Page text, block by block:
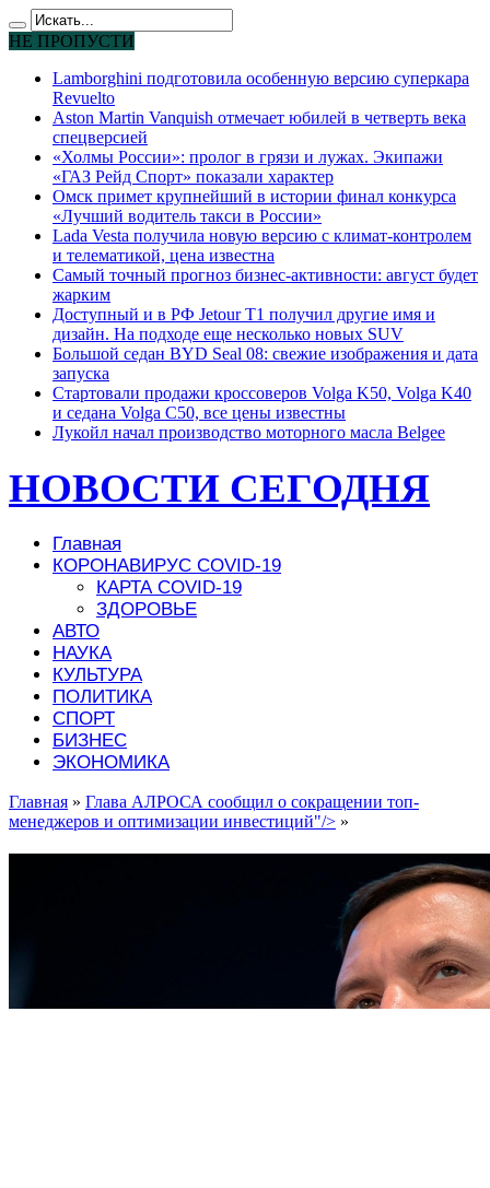
НЕ ПРОПУСТИ
Lamborghini подготовила особенную версию суперкара
Revuelto
Aston Martin Vanquish отмечает юбилей в четверть века
спецверсией
«Холмы России»: пролог в грязи и лужах. Экипажи
«ГАЗ Рейд Спорт» показали характер
Омск примет крупнейший в истории финал конкурса
«Лучший водитель такси в России»
Lada Vesta получила новую версию с климат-контролем
и телематикой, цена известна
Самый точный прогноз бизнес-активности: август будет
жарким
Доступный и в РФ Jetour T1 получил другие имя и
дизайн. На подходе еще несколько новых SUV
Большой седан BYD Seal 08: свежие изображения и дата
запуска
Стартовали продажи кроссоверов Volga K50, Volga K40
и седана Volga C50, все цены известны
Лукойл начал производство моторного масла Belgee
НОВОСТИ СЕГОДНЯ
Главная
КОРОНАВИРУС COVID-19
КАРТА COVID-19
ЗДОРОВЬЕ
АВТО
НАУКА
КУЛЬТУРА
ПОЛИТИКА
СПОРТ
БИЗНЕС
ЭКОНОМИКА
Главная » Глава АЛРОСА сообщил о сокращении топ-
менеджеров и оптимизации инвестиций"/> »